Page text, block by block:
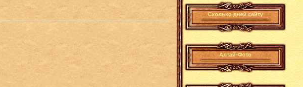
Сколько дней сайту
Алтай-Фото